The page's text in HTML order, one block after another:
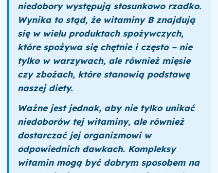
niedobory występują stosunkowo rzadko.
Wynika to stąd, że witaminy B znajdują
się w wielu produktach spożywczych,
które spożywa się chętnie i często – nie
tylko w warzywach, ale również mięsie
czy zbożach, które stanowią podstawę
naszej diety.
Ważne jest jednak, aby nie tylko unikać
niedoborów tej witaminy, ale również
dostarczać jej organizmowi w
odpowiednich dawkach. Kompleksy
witamin mogą być dobrym sposobem na